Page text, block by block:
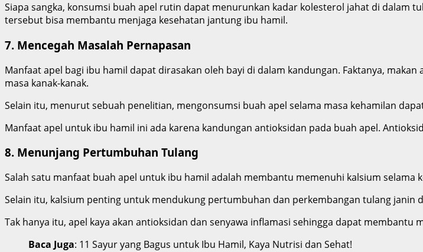
Siapa sangka, konsumsi buah apel rutin dapat menurunkan kadar kolesterol jahat di dalam
tersebut bisa membantu menjaga kesehatan jantung ibu hamil.
7. Mencegah Masalah Pernapasan
Manfaat apel bagi ibu hamil dapat dirasakan oleh bayi di dalam kandungan. Faktanya,
masa kanak-kanak.
Selain itu, menurut sebuah penelitian, mengonsumsi buah apel selama masa kehamilan
Manfaat apel untuk ibu hamil ini ada karena kandungan antioksidan pada buah apel.
8. Menunjang Pertumbuhan Tulang
Salah satu manfaat buah apel untuk ibu hamil adalah membantu memenuhi kalsium
Selain itu, kalsium penting untuk mendukung pertumbuhan dan perkembangan tulang janin
Tak hanya itu, apel kaya akan antioksidan dan senyawa inflamasi sehingga dapat membantu
Baca Juga: 11 Sayur yang Bagus untuk Ibu Hamil, Kaya Nutrisi dan Sehat!